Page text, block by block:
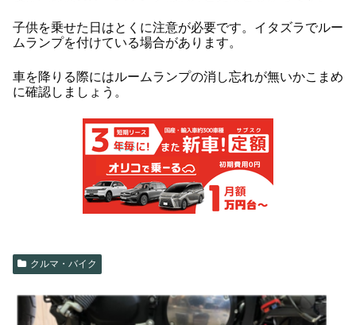
子供を乗せた日はとくに注意が必要です。イタズラでルー
ムランプを付けている場合があります。
車を降りる際にはルームランプの消し忘れが無いかこまめ
に確認しましょう。
クルマ・バイク